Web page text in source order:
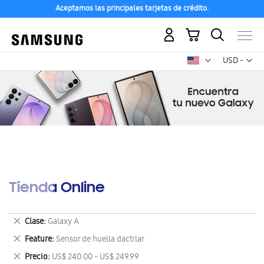
Aceptamos las principales tarjetas de crédito.
USD -
dólar
Mi carrito
Tienda Online
Clase Galaxy A
Eliminar
este
artículo
Feature Sensor de huella dactilar
Eliminar
este
Precio US$ 240.00 - US$ 249.99
Eliminar